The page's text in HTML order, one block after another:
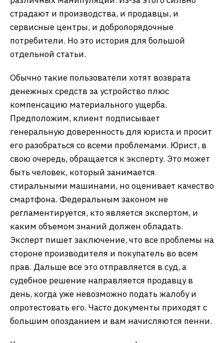
страдают и производства, и продавцы, и
сервисные центры, и добропорядочные
потребители. Но это история для большой
отдельной статьи.
Обычно такие пользователи хотят возврата
денежных средств за устройство плюс
компенсацию материального ущерба.
Предположим, клиент подписывает
генеральную доверенность для юриста и просит
его разобраться со всеми проблемами. Юрист, в
свою очередь, обращается к эксперту. Это может
быть человек, который занимается
стиральными машинами, но оценивает качество
смартфона. Федеральным законом не
регламентируется, кто является экспертом, и
каким объемом знаний должен обладать.
Эксперт пишет заключение, что все проблемы на
стороне производителя и покупатель во всем
прав. Дальше все это отправляется в суд, а
судебное решение направляется продавцу в
день, когда уже невозможно подать жалобу и
опротестовать его. Часто документы приходят с
большим опозданием и вам начисляются пенни.